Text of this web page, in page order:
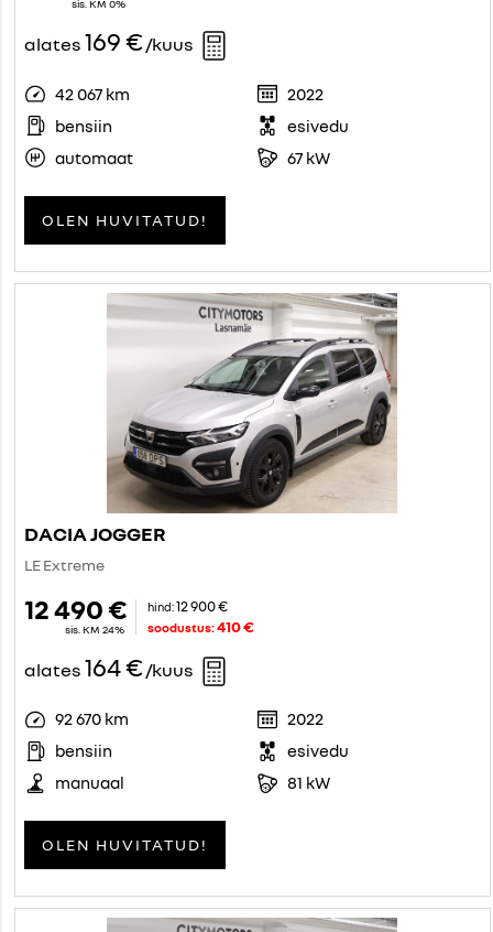
sis. KM 0%
alates 169 €/kuus
42 067 km
2022
bensiin
esivedu
automaat
67 kW
OLEN HUVITATUD!
DACIA JOGGER
LE Extreme
12 490 €
sis. KM 24%
hind: 12 900 €
soodustus:410 €
alates 164 €/kuus
92 670 km
2022
bensiin
esivedu
manuaal
81 kW
OLEN HUVITATUD!